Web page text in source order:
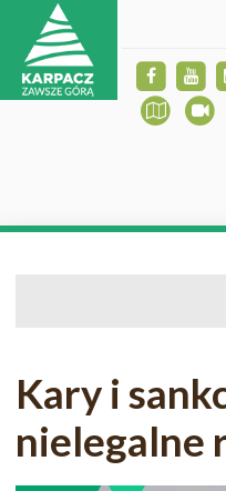
Kary i
nielegalne